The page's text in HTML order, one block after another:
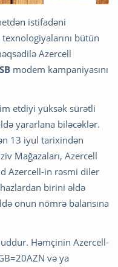
istifadəni
bütün
Azercell
modem kampaniyasını
etdiyi yüksək sürətli
yararlana biləcəklər.
13 iyul tarixindən
Mağazaları, Azercell
Azercell-in rəsmi diler
birini əldə
onun nömrə balansına
Həmçinin Azercell-
və ya